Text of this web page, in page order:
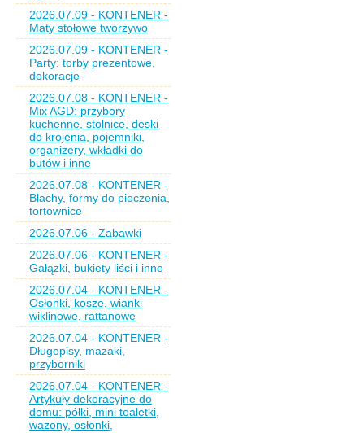
2026.07.09 - KONTENER -
Maty stołowe tworzywo
2026.07.09 - KONTENER -
Party: torby prezentowe,
dekoracje
2026.07.08 - KONTENER -
Mix AGD: przybory
kuchenne, stolnice, deski
do krojenia, pojemniki,
organizery, wkładki do
butów i inne
2026.07.08 - KONTENER -
Blachy, formy do pieczenia,
tortownice
2026.07.06 - Zabawki
2026.07.06 - KONTENER -
Gałązki, bukiety liści i inne
2026.07.04 - KONTENER -
Osłonki, kosze, wianki
wiklinowe, rattanowe
2026.07.04 - KONTENER -
Długopisy, mazaki,
przyborniki
2026.07.04 - KONTENER -
Artykuły dekoracyjne do
domu: półki, mini toaletki,
wazony, osłonki,